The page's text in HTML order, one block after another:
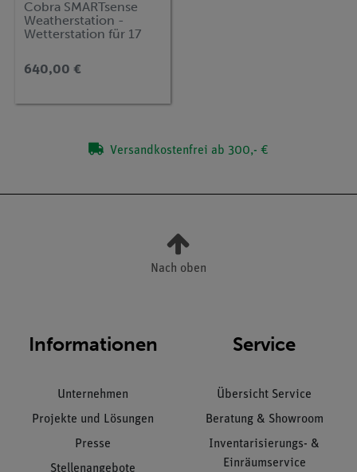
Cobra SMARTsense
Weatherstation -
Wetterstation für 17
(Bluetooth + USB)
640,00 €
Versandkostenfrei ab 300,- €
Nach oben
Informationen
Unternehmen
Projekte und Lösungen
Presse
Stellenangebote
Service
Übersicht Service
Beratung & Showroom
Inventarisierungs- &
Einräumservice